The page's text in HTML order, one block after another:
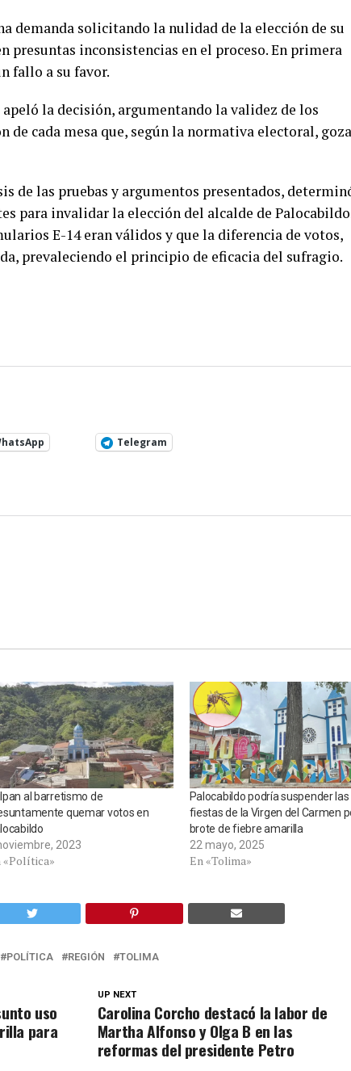
demanda solicitando la nulidad de la elección de su
presuntas inconsistencias en el proceso. En primera
fallo a su favor.
la decisión, argumentando la validez de los
de cada mesa que, según la normativa electoral,
de las pruebas y argumentos presentados,
para invalidar la elección del alcalde de
E-14 eran válidos y que la diferencia de votos,
prevaleciendo el principio de eficacia del sufragio.
Telegram
al barretismo de
quemar votos en
2023
«Política»
Palocabildo podría suspender las
fiestas de la Virgen del Carmen
brote de fiebre amarilla
22 mayo, 2025
En «Tolima»
POLÍTICA REGIÓN TOLIMA
UP NEXT
Carolina Corcho destacó la labor de
Martha Alfonso y Olga B en las
reformas del presidente Petro
uso
para